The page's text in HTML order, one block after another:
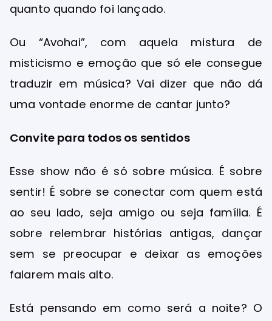
quanto quando foi lançado.
Ou “Avohai”, com aquela mistura de
misticismo e emoção que só ele consegue
traduzir em música? Vai dizer que não dá
uma vontade enorme de cantar junto?
Convite para todos os sentidos
Esse show não é só sobre música. É sobre
sentir! É sobre se conectar com quem está
ao seu lado, seja amigo ou seja família. É
sobre relembrar histórias antigas, dançar
sem se preocupar e deixar as emoções
falarem mais alto.
Está pensando em como será a noite? O